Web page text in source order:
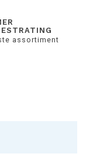
assortiment